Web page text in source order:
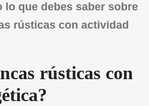
lo que debes saber sobre
rústicas con actividad
rústicas con